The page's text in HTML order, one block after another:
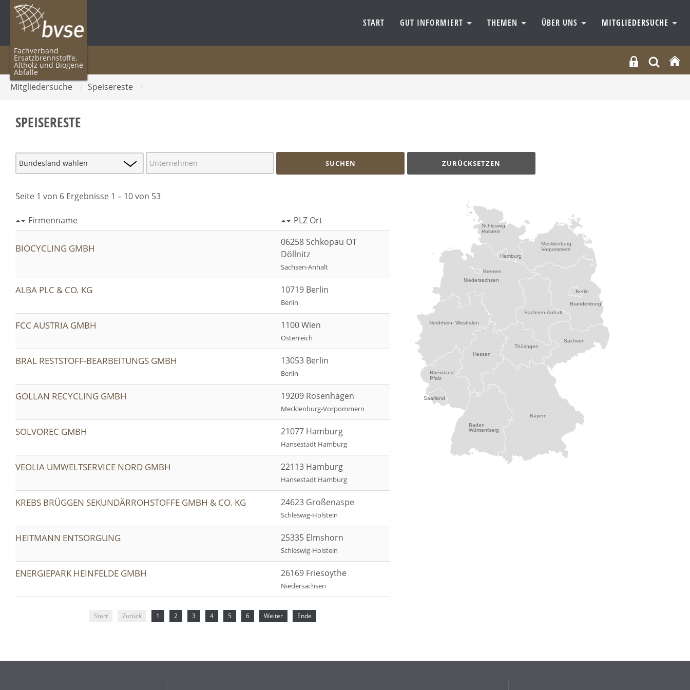
Fachverband
Ersatzbrennstoffe,
Altholz und Biogene
Abfälle
START GUT INFORMIERT THEMEN ÜBER UNS MITGLIEDERSUCHE
Mitgliedersuche / Speisereste /
SPEISERESTE
SUCHEN ZURÜCKSETZEN
Seite 1 von 6 Ergebnisse 1 – 10 von 53
Firmenname PLZ Ort
BIOCYCLING GMBH
06258 Schkopau OT
Döllnitz
Sachsen-Anhalt
ALBA PLC & CO. KG 10719 Berlin
Berlin
FCC AUSTRIA GMBH 1100 Wien
Österreich
BRAL RESTSTOFF-BEARBEITUNGS GMBH 13053 Berlin
Berlin
GOLLAN RECYCLING GMBH 19209 Rosenhagen
Mecklenburg-Vorpommern
SOLVOREC GMBH 21077 Hamburg
Hansestadt Hamburg
VEOLIA UMWELTSERVICE NORD GMBH 22113 Hamburg
Hansestadt Hamburg
KREBS BRÜGGEN SEKUNDÄRROHSTOFFE GMBH & CO. KG 24623 Großenaspe
Schleswig-Holstein
HEITMANN ENTSORGUNG 25335 Elmshorn
Schleswig-Holstein
ENERGIEPARK HEINFELDE GMBH 26169 Friesoythe
Niedersachsen
Start Zurück 1 2 3 4 5 6 Weiter Ende
Baden
Württemberg
Bayern
Brandenburg
Hessen
Mecklenburg-
Vorpommern
Niedersachsen
Nordrhein- Westfalen
Rheinland -
Pfalz
Sachsen
Sachsen-Anhalt
Schleswig-
Holstein
Thüringen
Berlin
Bremen
Hamburg
Saarland